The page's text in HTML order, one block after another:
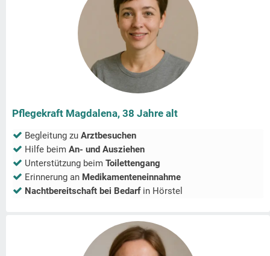
Pflegekraft Magdalena, 38 Jahre alt
Begleitung zu Arztbesuchen
Hilfe beim An- und Ausziehen
Unterstützung beim Toilettengang
Erinnerung an Medikamenteneinnahme
Nachtbereitschaft bei Bedarfin Hörstel